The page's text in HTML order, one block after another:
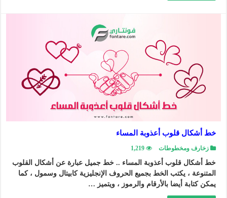
خط أشكال قلوب أعذوبة المساء
زخارف ومخطوطات 1,219
خط أشكال قلوب أعذوبة المساء .. خط جميل عبارة عن أشكال القلوب
المتنوعة ، يكتب الخط بجميع الحروف الإنجليزية كابيتال وسمول ، كما
يمكن كتابة أيضا بالأرقام والرموز ، ويتميز …